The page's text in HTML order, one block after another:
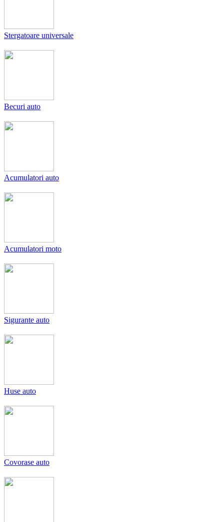
Stergatoare universale
Becuri auto
Acumulatori auto
Acumulatori moto
Sigurante auto
Huse auto
Covorase auto